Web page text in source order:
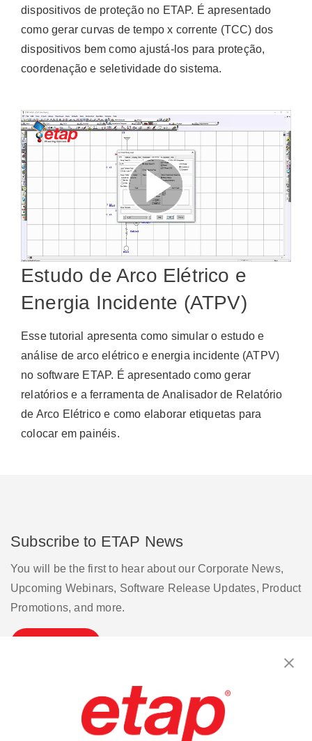
dispositivos de proteção no ETAP. É apresentado
como gerar curvas de tempo x corrente (TCC) dos
dispositivos bem como ajustá-los para proteção,
coordenação e seletividade do sistema.
Estudo de Arco Elétrico e
Energia Incidente (ATPV)
Esse tutorial apresenta como simular o estudo e
análise de arco elétrico e energia incidente (ATPV)
no software ETAP. É apresentado como gerar
relatórios e a ferramenta de Analisador de Relatório
de Arco Elétrico e como elaborar etiquetas para
colocar em painéis.
Subscribe to ETAP News
You will be the first to hear about our Corporate News,
Upcoming Webinars, Software Release Updates, Product
Promotions, and more.
Terms of Use | Privacy Policy
Cookie Preferences